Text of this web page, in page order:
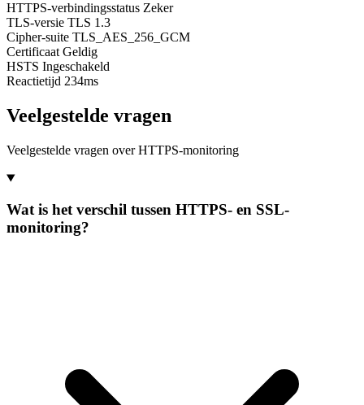
HTTPS-verbindingsstatus Zeker
TLS-versie TLS 1.3
Cipher-suite TLS_AES_256_GCM
Certificaat Geldig
HSTS Ingeschakeld
Reactietijd 234ms
Veelgestelde vragen
Veelgestelde vragen over HTTPS-monitoring
Wat is het verschil tussen HTTPS- en SSL-
monitoring?